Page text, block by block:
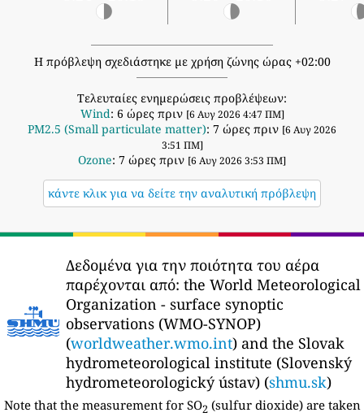
Η πρόβλεψη σχεδιάστηκε με χρήση ζώνης ώρας +02:00
Τελευταίες ενημερώσεις προβλέψεων:
Wind: 6 ώρες πριν [6 Αυγ 2026 4:47 ΠΜ]
PM2.5 (Small particulate matter): 7 ώρες πριν [6 Αυγ 2026
3:51 ΠΜ]
Ozone: 7 ώρες πριν [6 Αυγ 2026 3:53 ΠΜ]
κάντε κλικ για να δείτε την αναλυτική πρόβλεψη
Δεδομένα για την ποιότητα του αέρα
παρέχονται από: the World Meteorological
Organization - surface synoptic
observations (WMO-SYNOP)
(worldweather.wmo.int) and the Slovak
hydrometeorological institute (Slovenský
hydrometeorologický ústav) (shmu.sk)
Note that the measurement for SO2 (sulfur dioxide) are taken